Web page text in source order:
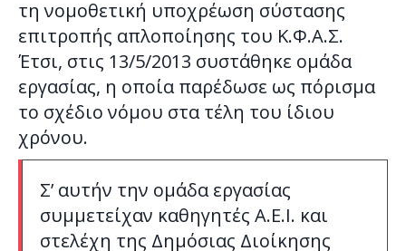
τη νομοθετική υποχρέωση σύστασης
επιτροπής απλοποίησης του Κ.Φ.Α.Σ.
Έτσι, στις 13/5/2013 συστάθηκε ομάδα
εργασίας, η οποία παρέδωσε ως πόρισμα
το σχέδιο νόμου στα τέλη του ίδιου
χρόνου.
Σ’ αυτήν την ομάδα εργασίας
συμμετείχαν καθηγητές Α.Ε.Ι. και
στελέχη της Δημόσιας Διοίκησης